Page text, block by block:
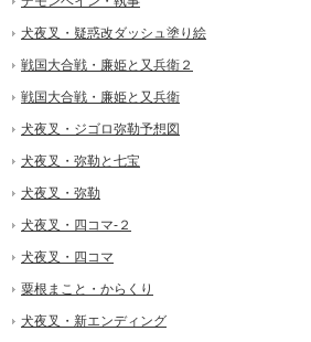
犬夜叉・疑惑改ダッシュ塗り絵
戦国大合戦・廉姫と又兵衛２
戦国大合戦・廉姫と又兵衛
犬夜叉・ジゴロ弥勒予想図
犬夜叉・弥勒と七宝
犬夜叉・弥勒
犬夜叉・四コマ-２
犬夜叉・四コマ
粟根まこと・からくり
犬夜叉・新エンディング